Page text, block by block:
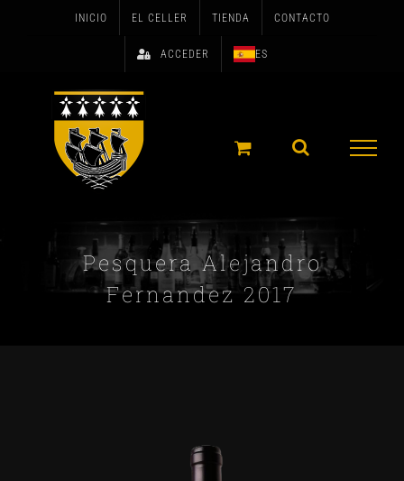
INICIO EL CELLER TIENDA CONTACTO
ACCEDER ES
Pesquera Alejandro
Fernandez 2017